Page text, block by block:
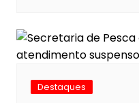
Destaques